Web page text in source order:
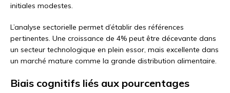
initiales modestes.
L’analyse sectorielle permet d’établir des références
pertinentes. Une croissance de 4% peut être décevante dans
un secteur technologique en plein essor, mais excellente dans
un marché mature comme la grande distribution alimentaire.
Biais cognitifs liés aux pourcentages